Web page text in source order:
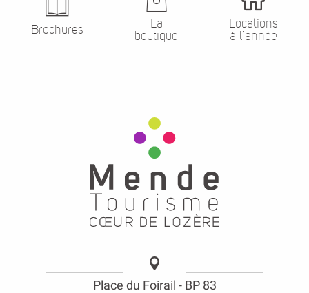
Brochures
La
boutique
Locations
à l’année
Place du Foirail - BP 83